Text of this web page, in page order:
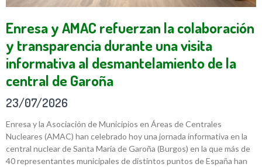
Enresa y AMAC refuerzan la colaboración
y transparencia durante una visita
informativa al desmantelamiento de la
central de Garoña
23/07/2026
Enresa y la Asociación de Municipios en Áreas de Centrales
Nucleares (AMAC) han celebrado hoy una jornada informativa en la
central nuclear de Santa María de Garoña (Burgos) en la que más de
40 representantes municipales de distintos puntos de España han